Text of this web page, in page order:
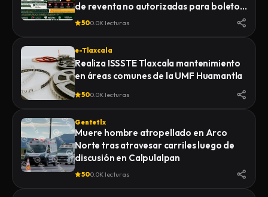
de reventa no autorizadas para boletos
de la Feria 2026
500.0K lecturas
e-Tlaxcala
Realiza ISSSTE Tlaxcala mantenimiento
en áreas comunes de la UMF Huamantla
500.0K lecturas
Gentetlx
Muere hombre atropellado en Arco
Norte tras atravesar carriles luego de
discusión en Calpulalpan
500.0K lecturas